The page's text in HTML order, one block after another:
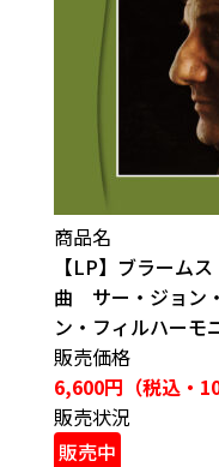
商品名
【LP】ブラーム
曲 サー・ジョン
ン・フィルハーモ
販売価格
6,600円（税込・
販売状況
販売中